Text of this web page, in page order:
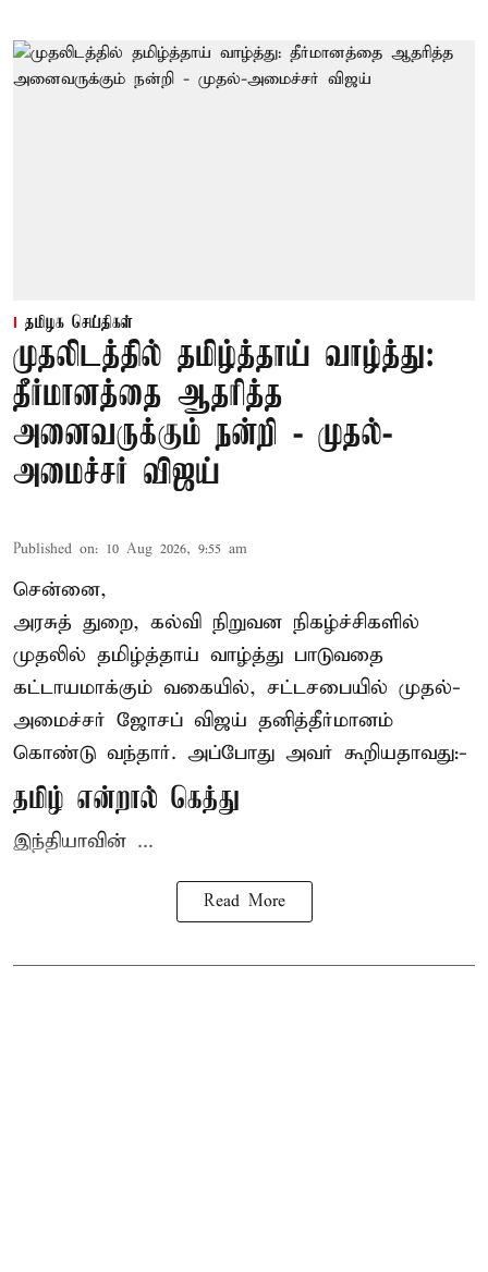
தமிழக செய்திகள்
முதலிடத்தில் தமிழ்த்தாய் வாழ்த்து:
தீர்மானத்தை ஆதரித்த
அனைவருக்கும் நன்றி - முதல்-
அமைச்சர் விஜய்
Published on: 10 Aug 2026, 9:55 am
சென்னை,
அரசுத் துறை, கல்வி நிறுவன நிகழ்ச்சிகளில்
முதலில் தமிழ்த்தாய் வாழ்த்து பாடுவதை
கட்டாயமாக்கும் வகையில், சட்டசபையில் முதல்-
அமைச்சர் ஜோசப் விஜய் தனித்தீர்மானம்
கொண்டு வந்தார். அப்போது அவர் கூறியதாவது:-
தமிழ் என்றால் கெத்து
இந்தியாவின் ...
Read More